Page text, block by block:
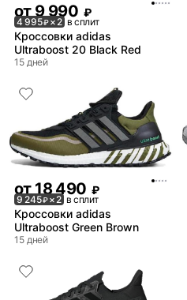
от 9 990 ₽
4 995₽× 2 в сплит
Кроссовки adidas
Ultraboost 20 Black Red
15 дней
от18 490 ₽
9 245₽× 2 в сплит
Кроссовки adidas
Ultraboost Green Brown
15 дней